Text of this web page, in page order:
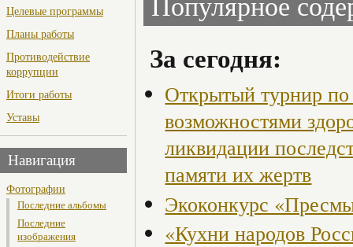
Целевые программы
Планы работы
Противодействие
коррупции
Итоги работы
Уставы
Навигация
Фотографии
Последние альбомы
Последние
изображения
Популярное
За сегодня:
Открытый турнир
возможностями
ликвидации
памяти их жертв
Экоконкурс
«Кухни народов